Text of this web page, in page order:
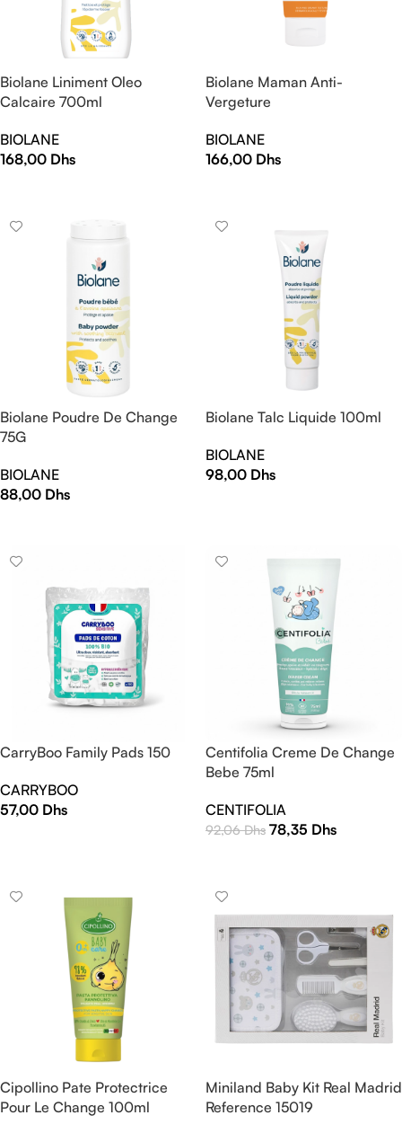
Biolane Liniment Oleo
Calcaire 700ml
BIOLANE
168,00 Dhs
Biolane Maman Anti-
Vergeture
BIOLANE
166,00 Dhs
Biolane Poudre De Change
75G
BIOLANE
88,00 Dhs
Biolane Talc Liquide 100ml
BIOLANE
98,00 Dhs
CarryBoo Family Pads 150
CARRYBOO
57,00 Dhs
Centifolia Creme De Change
Bebe 75ml
CENTIFOLIA
92,06Dhs 78,35 Dhs
Cipollino Pate Protectrice
Pour Le Change 100ml
Miniland Baby Kit Real Madrid
Reference 15019